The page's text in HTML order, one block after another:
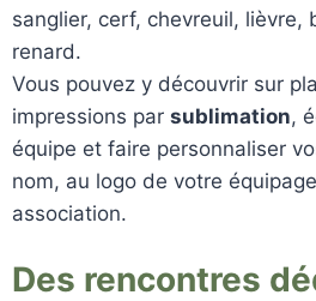
sanglier, cerf, chevreuil, lièvre,
renard.
Vous pouvez y découvrir sur
impressions par sublimation,
équipe et faire personnaliser
nom, au logo de votre
association.
Des rencontres